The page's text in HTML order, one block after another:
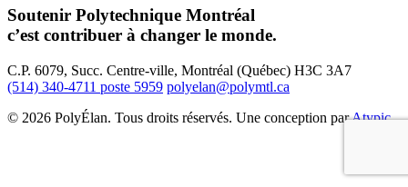
Soutenir Polytechnique Montréal
c’est contribuer à changer le monde.
C.P. 6079, Succ. Centre-ville, Montréal (Québec) H3C 3A7
(514) 340-4711 poste 5959 polyelan@polymtl.ca
© 2026 PolyÉlan. Tous droits réservés. Une conception parAtypic.